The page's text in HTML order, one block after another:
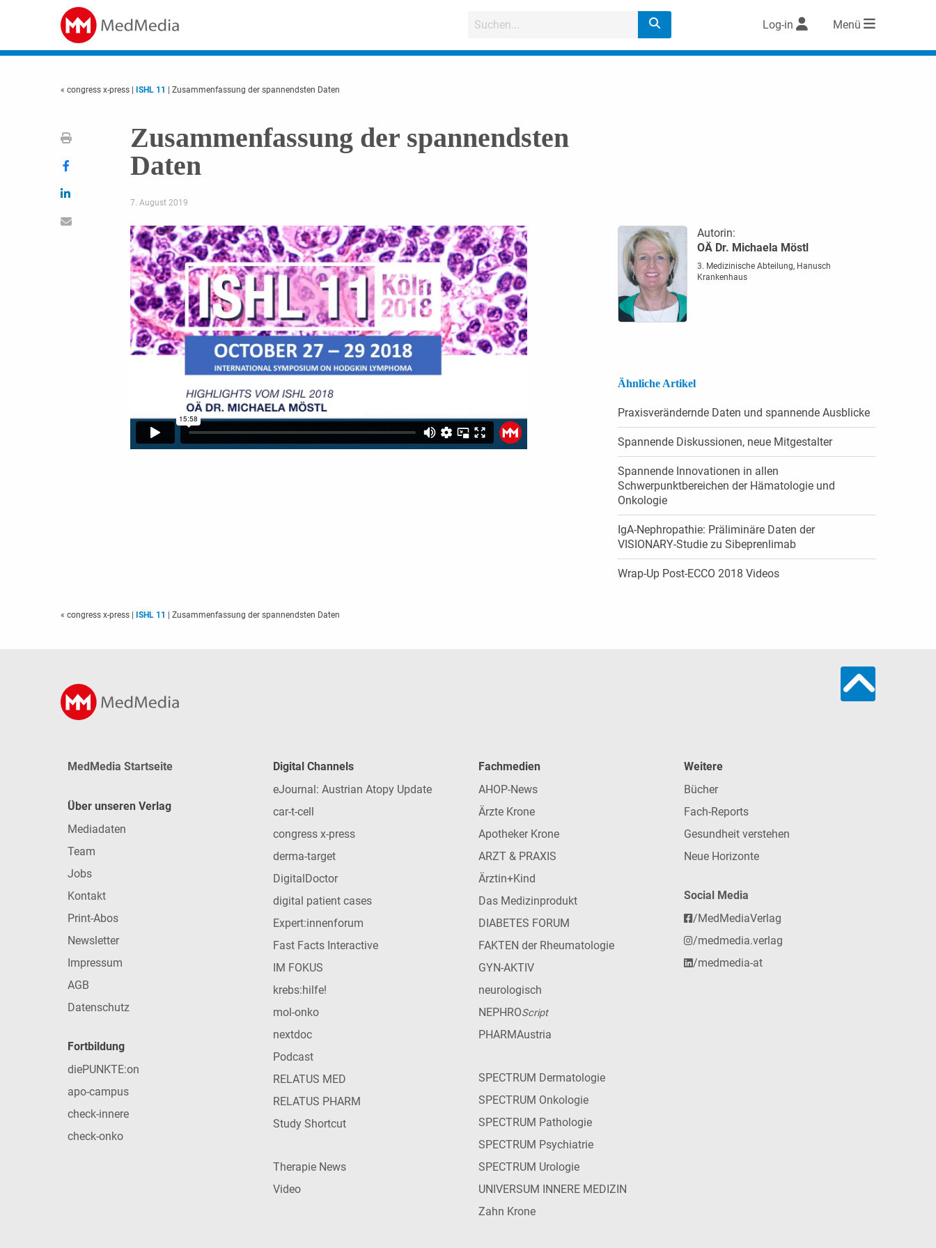
Log-in Menü
« congress x-press ISHL 11 | Zusammenfassung der spannendsten Daten
Zusammenfassung der spannendsten
Daten
7. August 2019
Autorin:
OÄ Dr. Michaela Möstl
3. Medizinische Abteilung, Hanusch
Krankenhaus
Ähnliche Artikel
Praxisverändernde Daten und spannende Ausblicke
Spannende Diskussionen, neue Mitgestalter
Spannende Innovationen in allen
Schwerpunktbereichen der Hämatologie und
Onkologie
IgA-Nephropathie: Präliminäre Daten der
VISIONARY-Studie zu Sibeprenlimab
Wrap-Up Post-ECCO 2018 Videos
« congress x-press ISHL 11 | Zusammenfassung der spannendsten Daten
MedMedia Startseite
Über unseren Verlag
Mediadaten
Team
Jobs
Kontakt
Print-Abos
Newsletter
Impressum
AGB
Datenschutz
Fortbildung
diePUNKTE:on
apo-campus
check-innere
check-onko
Digital Channels
eJournal: Austrian Atopy Update
car-t-cell
congress x-press
derma-target
DigitalDoctor
digital patient cases
Expert:innenforum
Fast Facts Interactive
IM FOKUS
krebs:hilfe!
mol-onko
nextdoc
Podcast
RELATUS MED
RELATUS PHARM
Study Shortcut
Therapie News
Video
Fachmedien
AHOP-News
Ärzte Krone
Apotheker Krone
ARZT & PRAXIS
Ärztin+Kind
Das Medizinprodukt
DIABETES FORUM
FAKTEN der Rheumatologie
GYN-AKTIV
neurologisch
NEPHROScript
PHARMAustria
SPECTRUM Dermatologie
SPECTRUM Onkologie
SPECTRUM Pathologie
SPECTRUM Psychiatrie
SPECTRUM Urologie
UNIVERSUM INNERE MEDIZIN
Zahn Krone
Weitere
Bücher
Fach-Reports
Gesundheit verstehen
Neue Horizonte
Social Media
/MedMediaVerlag
/medmedia.verlag
/medmedia-at